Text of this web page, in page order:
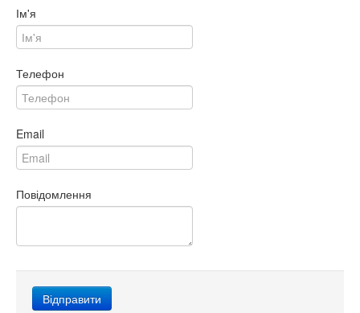
Ім'я
Телефон
Email
Повідомлення